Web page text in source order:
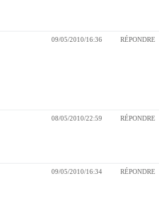
09/05/2010/16:36 RÉPONDRE
08/05/2010/22:59 RÉPONDRE
09/05/2010/16:34 RÉPONDRE